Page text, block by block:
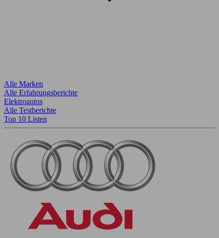
Alle Marken
Alle Erfahrungsberichte
Elektroautos
Alle Testberichte
Top 10 Listen